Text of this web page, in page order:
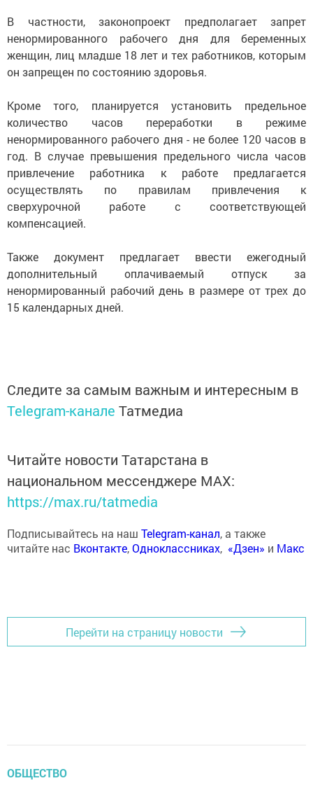
В частности, законопроект предполагает запрет
ненормированного рабочего дня для беременных
женщин, лиц младше 18 лет и тех работников, которым
он запрещен по состоянию здоровья.
Кроме того, планируется установить предельное
количество часов переработки в режиме
ненормированного рабочего дня - не более 120 часов в
год. В случае превышения предельного числа часов
привлечение работника к работе предлагается
осуществлять по правилам привлечения к
сверхурочной работе с соответствующей
компенсацией.
Также документ предлагает ввести ежегодный
дополнительный оплачиваемый отпуск за
ненормированный рабочий день в размере от трех до
15 календарных дней.
Следите за самым важным и интересным в
Telegram-канале Татмедиа
Читайте новости Татарстана в
национальном мессенджере MАХ:
https://max.ru/tatmedia
Подписывайтесь на наш Telegram-канал, а также
читайте нас Вконтакте,Одноклассниках, «Дзен» и Макс
Перейти на страницу новости
ОБЩЕСТВО